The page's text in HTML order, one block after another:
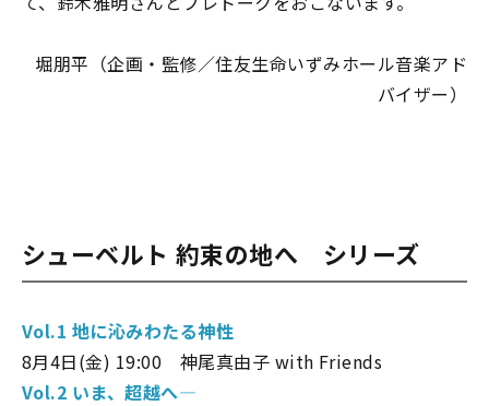
堀朋平（企画・監修／住友生命いずみホール音楽アド
バイザー）
シューベルト ――約束の地へ シリーズ
Vol.1 地に沁みわたる神性
8月4日(金) 19:00 神尾真由子 with Friends
Vol.2 いま、超越へ―